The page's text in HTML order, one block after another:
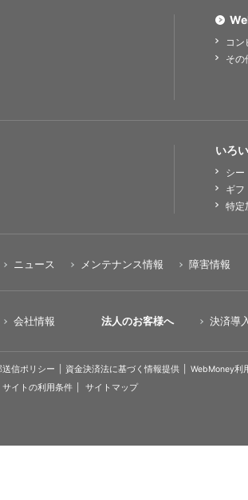
コ
その
いろ
シー
ギフ
特定
ニュース メンテナンス情報 障害情報
会社情報 法人のお客様へ 決済導
送信ポリシー 資金決済法に基づく情報提供
WebMoney利
サイトの利用条件 サイトマップ